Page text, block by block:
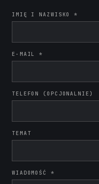
IMIĘ I NAZWISKO *
E-MAIL *
TELEFON (OPCJONALNIE)
TEMAT
WIADOMOŚĆ *